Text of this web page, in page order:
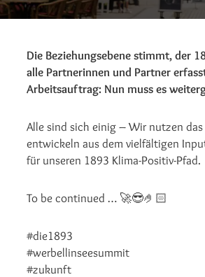
Die Beziehungsebene stimmt, der
alle Partnerinnen und Partner
Arbeitsauftrag: Nun muss es
Alle sind sich einig – Wir nutzen
entwickeln aus dem vielfältigen
für unseren 1893 Klima-Positiv-Pfad.
To be continued … 🚀😎🤌🏻
#die1893
#werbellinseesummit
#zukunft